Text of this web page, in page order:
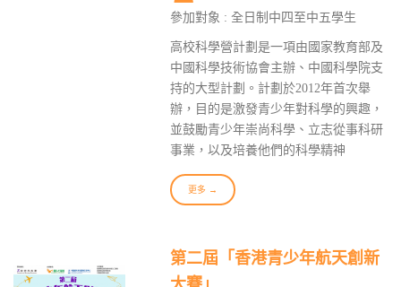
參加對象 : 全日制中四至中五學生
高校科學營計劃是一項由國家教育部及
中國科學技術協會主辦、中國科學院支
持的大型計劃。計劃於2012年首次舉
辦，目的是激發青少年對科學的興趣，
並鼓勵青少年崇尚科學、立志從事科研
事業，以及培養他們的科學精神
更多 →
第二屆「香港青少年航天創新